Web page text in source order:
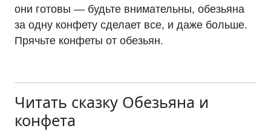
они готовы — будьте внимательны, обезьяна
за одну конфету сделает все, и даже больше.
Прячьте конфеты от обезьян.
Читать сказку Обезьяна и
конфета